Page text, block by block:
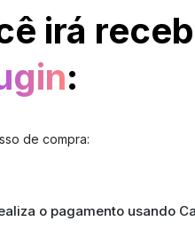
irá
:
de compra:
o pagamento usando